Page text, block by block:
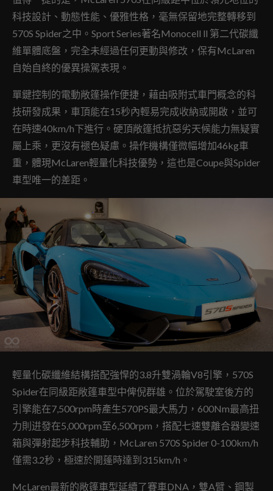
科技設計、動態性能、優雅性格，毫無保留地完整轉移到
570S Spider之中。Sport Series著名Monocell ll 第二代碳纖
維單體底盤，完全未經過任何更動與修改，保有McLaren
自始自終的優異操駕表現。
單鍵控制的電動敞篷操作便捷，藉由吸附式車門概念的科
技研發成果，車頂能在15秒內輕易完成收納或開啟，並可
在時速40km/h下進行。硬頂敞篷抵抗惡劣天候能力無疑實
屬上乘，更沒有褪色疑慮。操作機構僅微幅增加46kg車
重，體現McLaren輕量化科技優勢，這也是Coupe與Spider
車型唯一的差距。
輕量化碳纖維結構搭配強悍的3.8升雙渦輪V8引擎，570S
Spider在同級距敞篷車型中俾倪群雄。位於駕駛室後方的
引擎能在7,500rpm時產生570PS最大馬力，600Nm最高扭
力則逬發在5,000rpm至6,500rpm，搭配七速雙離合器變速
箱與彈射起步科技輔助，McLaren 570S Spider 0-100km/h
僅需3.2秒，極速於開蓬時達到315km/h。
McLaren最新的敞篷車型延續了賽車DNA，雙A臂、鋼製